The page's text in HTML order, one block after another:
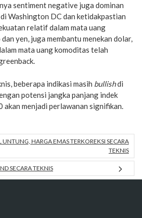
sentiment negative juga dominan
Washington DC dan ketidakpastian
relatif dalam mata uang
yen, juga membantu menekan dolar,
mata uang komoditas telah
beberapa indikasi masih bullishdi
potensi jangka panjang indek
akan menjadi perlawanan signifikan.
UNTUNG, HARGA EMAS TERKOREKSI SECARA
TEKNIS
SECARA TEKNIS